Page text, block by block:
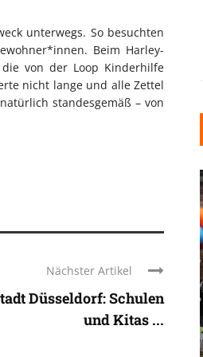
unterwegs. So besuchten
Beim Harley-
von der Loop Kinderhilfe
nicht lange und alle Zettel
standesgemäß – von
Nächster Artikel
Düsseldorf: Schulen
und Kitas ...
CHIC: WIE
DEN
IN IHREM